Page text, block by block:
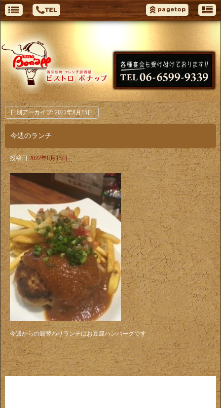
日別アーカイブ: 2022年8月15日
今週のランチ
投稿日 2022年8月15日
今週からの週替わりランチはお豆腐ハンバーグです